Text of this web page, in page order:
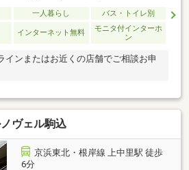
一人暮らし バス・トイレ別
インターネット無料
モニタ付インターホ
ン
インまたはお近くの店舗でご相談お申
ヴェル駒込
京浜東北・根岸線 上中里駅 徒歩
6分